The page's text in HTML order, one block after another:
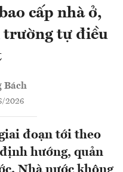
cấp nhà ở,
trường tự điều
Bách
2026
đoạn tới theo
hướng, quản